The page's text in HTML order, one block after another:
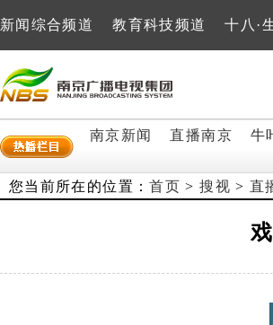
新闻综合频道 教育科技频道 十八·
南京新闻 直播南京 牛
您当前所在的位置：首页 >搜视 >直